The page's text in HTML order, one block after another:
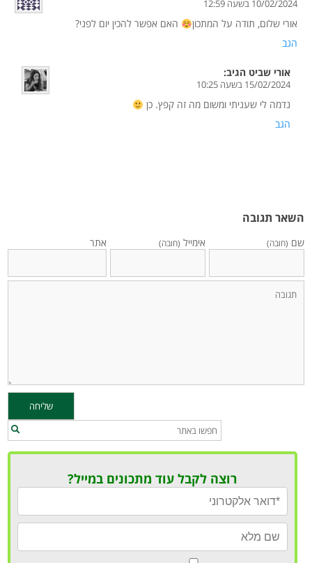
10/02/2024 בשעה 12:59
אורי שלום, תודה על המתכון
האם אפשר להכין יום לפני?
הגב
אורי שביט הגיב:
15/02/2024 בשעה 10:25
נדמה לי שעניתי ומשום מה זה קפץ. כן
הגב
השאר תגובה
שם (חובה) אימייל (חובה) אתר
רוצה לקבל עוד מתכונים במייל?